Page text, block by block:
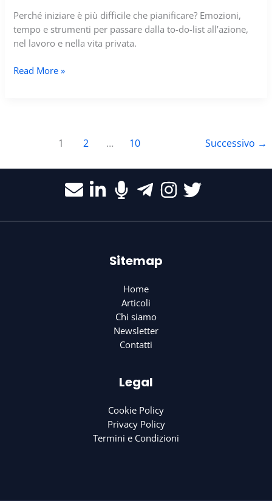
Perché iniziare è più difficile che pianificare? Emozioni,
tempo e strumenti per passare dalla to-do-list all’azione,
nel lavoro e nella vita privata.
Dalla
più
sottovalutato)
Read More »
1 2 … 10 Successivo →
Sitemap
Home
Articoli
Chi siamo
Newsletter
Contatti
Legal
Cookie Policy
Privacy Policy
Termini e Condizioni